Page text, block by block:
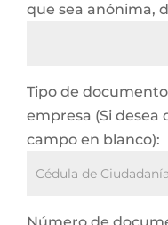
que sea anónima,
Tipo de
empresa (Si desea
campo en blanco):